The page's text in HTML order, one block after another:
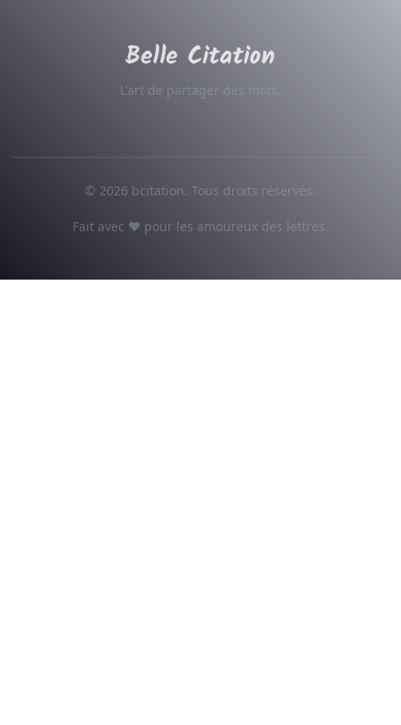
L'art de partager des mots.
© 2026 bcitation. Tous droits réservés.
Fait avec ♥ pour les amoureux des lettres.